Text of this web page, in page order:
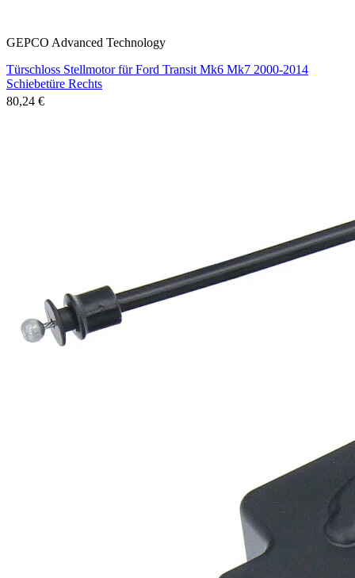
GEPCO Advanced Technology
Türschloss Stellmotor für Ford Transit Mk6 Mk7 2000-2014
Schiebetüre Rechts
80,24 €